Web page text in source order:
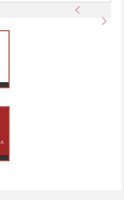
Anterior